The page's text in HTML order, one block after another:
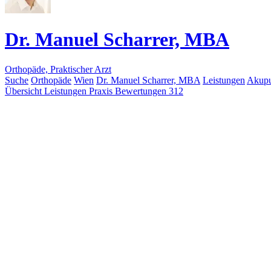
Dr. Manuel Scharrer, MBA
Orthopäde, Praktischer Arzt
Suche Orthopäde Wien Dr. Manuel Scharrer, MBA Leistungen
Übersicht Leistungen Praxis Bewertungen 312